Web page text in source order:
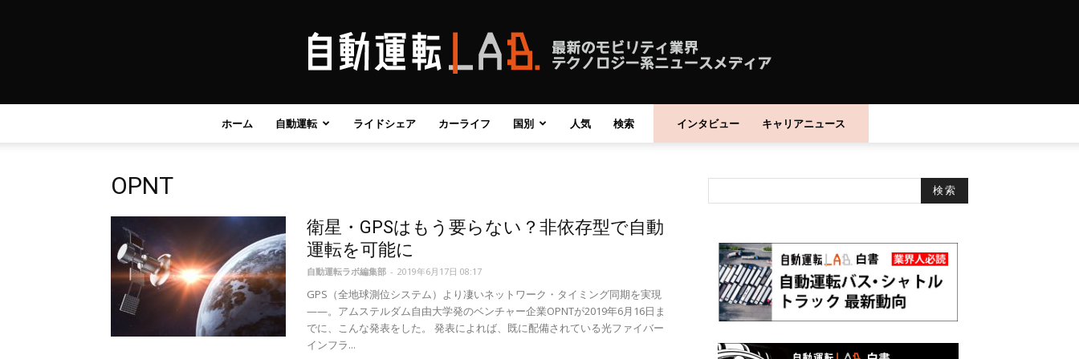
自
動
運
ホーム 自動運転 ライドシェア カーライフ 国別 人気 検索 インタビュー キャリアニュース
OPNT
衛星・GPSはもう要らない？非依存型で自動
運転を可能に
自動運転ラボ編集部 - 2019年6月17日 08:17
GPS（全地球測位システム）より凄いネットワーク・タイミング同期を実現
——。アムステルダム自由大学発のベンチャー企業OPNTが2019年6月16日ま
でに、こんな発表をした。 発表によれば、既に配備されている光ファイバー
インフラ...